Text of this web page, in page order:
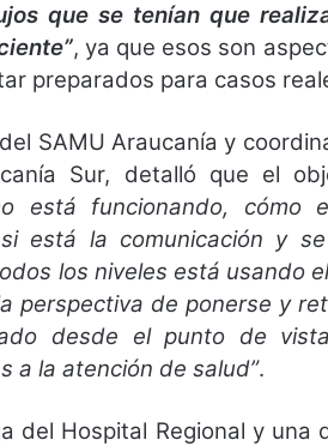
que se tenían que
, ya que esos son
preparados para casos
SAMU Araucanía y
Sur, detalló que el
está funcionando, cómo
si está la comunicación y
los niveles está usando
perspectiva de ponerse y
desde el punto de
a la atención de salud”.
del Hospital Regional y una